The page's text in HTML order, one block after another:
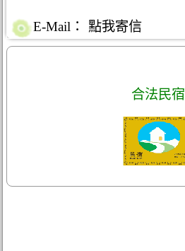
E-Mail： 點我寄信
合法民宿